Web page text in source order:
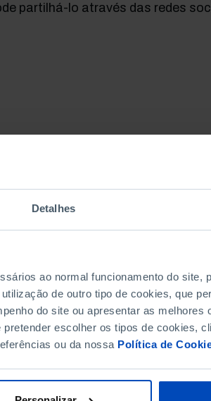
Detalhes
ao normal funcionamento do site,
de outro tipo de cookies, que
do site ou apresentar as melhores
escolher os tipos de cookies,
ou da nossa Política de
partilhá-lo através das redes